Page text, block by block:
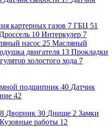
картерных газов 7 ГБЦ 51
10 Интеркулер 7
насос 25 Масляный
двигателя 13 Прокладки
холостого хода 7
подшипник 40 Датчик
42
Дворник 30 Днище 2 Замки
Кузовные работы 12